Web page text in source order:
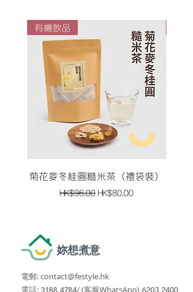
有機飲品
菊花麥冬桂圓糙米茶（禮袋裝）
一般價格
HK$96.00 促銷價格
HK$80.00
妳想煮意
電郵:contact@festyle.hk
電話:
(客服WhatsApp)